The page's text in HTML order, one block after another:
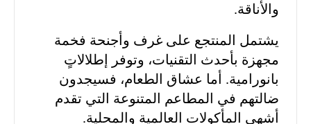
والأناقة.
يشتمل المنتجع على غرف وأجنحة فخمة
مجهزة بأحدث التقنيات، وتوفر إطلالاتٍ
بانورامية. أما عشاق الطعام، فسيجدون
ضالتهم في المطاعم المتنوعة التي تقدم
أشهى المأكولات العالمية والمحلية.